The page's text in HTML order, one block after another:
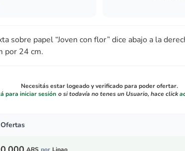
sobre papel “Joven con flor” dice abajo a la
por 24 cm.
Necesitás estar logeado y verificado para poder ofertar.
para iniciar sesión o si todavía no tenes un Usuario, hace click